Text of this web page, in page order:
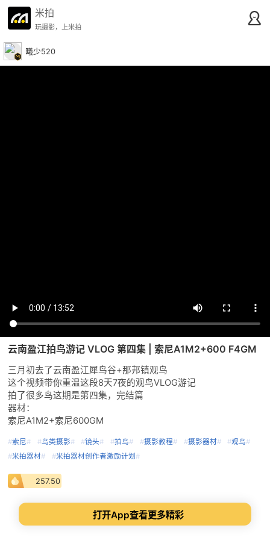
米拍
玩摄影，上米拍
曦少520
云南盈江拍鸟游记 VLOG 第四集 | 索尼A1M2+600 F4GM
三月初去了云南盈江犀鸟谷+那邦镇观鸟
这个视频带你重温这段8天7夜的观鸟VLOG游记
拍了很多鸟这期是第四集，完结篇
器材：
索尼A1M2+索尼600GM
#索尼# #鸟类摄影# #镜头# #拍鸟# #摄影教程# #摄影器材# #观鸟#
#米拍器材# #米拍器材创作者激励计划 #
257.50
打开App查看更多精彩